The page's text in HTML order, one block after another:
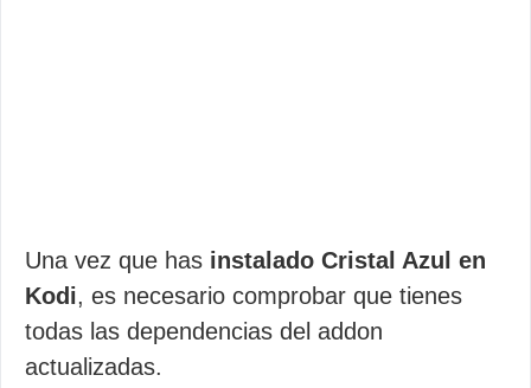
Una vez que has instalado Cristal Azul en
Kodi, es necesario comprobar que tienes
todas las dependencias del addon
actualizadas.